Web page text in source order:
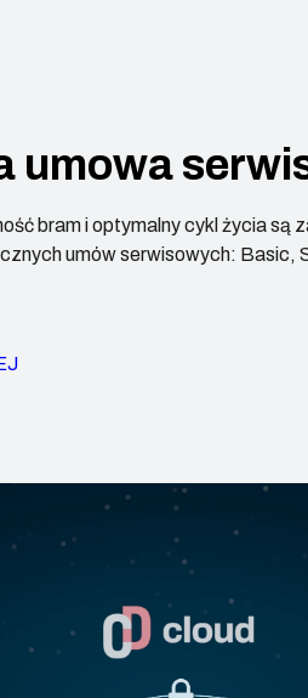
umowa
bram i optymalny cykl życia są
umów serwisowych: Basic,